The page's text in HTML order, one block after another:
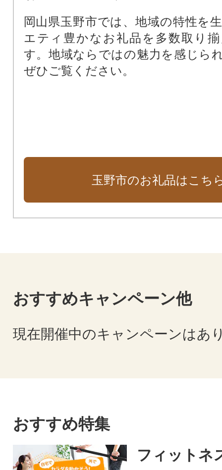
岡山県玉野市では、地域の特性を
エティ豊かなお礼品を多数取り
す。地域ならではの魅力を感じら
ぜひご覧ください。
玉野市のお礼品はこち
おすすめキャンペーン他
現在開催中のキャンペーンはあ
おすすめ特集
フィットネ